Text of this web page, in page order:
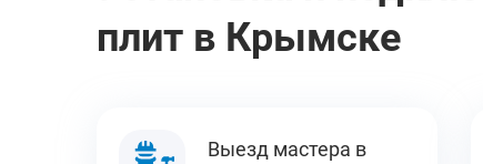
плит в Крымске
Выезд мастера в